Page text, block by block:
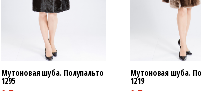
Мутоновая шуба. Полупальто
1295
Мутоновая шуба.
1219